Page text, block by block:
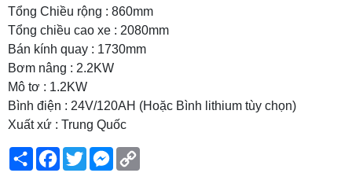
Tổng Chiều rộng : 860mm
Tổng chiều cao xe : 2080mm
Bán kính quay : 1730mm
Bơm nâng : 2.2KW
Mô tơ : 1.2KW
Bình điện : 24V/120AH (Hoặc Bình lithium tùy chọn)
Xuất xứ : Trung Quốc
ShareFacebook
TwitterMessenger